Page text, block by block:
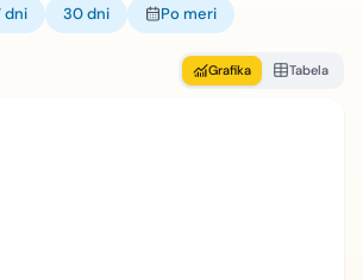
dni 30 dni Po meri
Grafika Tabela